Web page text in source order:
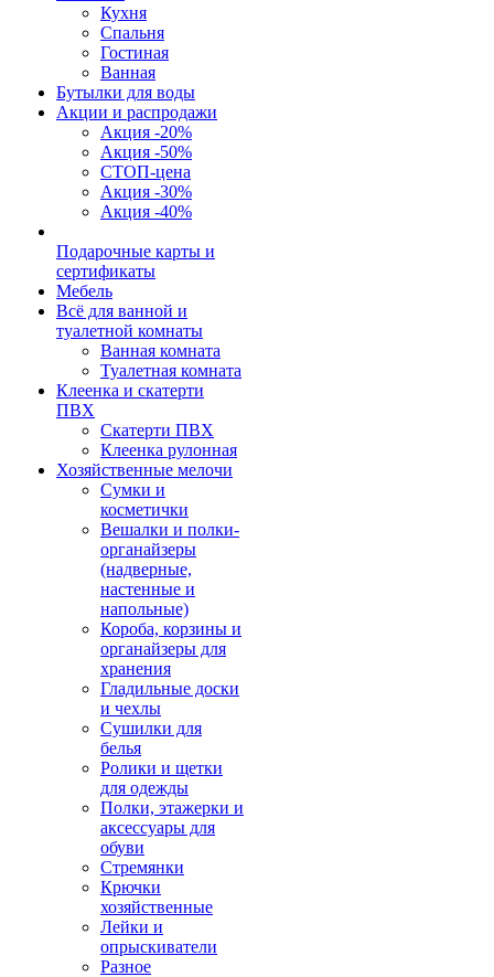
Кухня
Спальня
Гостиная
Ванная
Бутылки для воды
Акции и распродажи
Акция -20%
Акция -50%
СТОП-цена
Акция -30%
Акция -40%
Подарочные карты и
сертификаты
Мебель
Всё для ванной и
туалетной комнаты
Ванная комната
Туалетная комната
Клеенка и скатерти
ПВХ
Скатерти ПВХ
Клеенка рулонная
Хозяйственные мелочи
Сумки и
косметички
Вешалки и полки-
органайзеры
(надверные,
настенные и
напольные)
Короба, корзины и
органайзеры для
хранения
Гладильные доски
и чехлы
Сушилки для
белья
Ролики и щетки
для одежды
Полки, этажерки и
аксессуары для
обуви
Стремянки
Крючки
хозяйственные
Лейки и
опрыскиватели
Разное